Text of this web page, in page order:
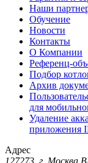
Наши
Обучение
Новости
Контакты
О Компании
Референц-
Подбор
Архив
для
Удаление
приложения
Адрес
127273, г.